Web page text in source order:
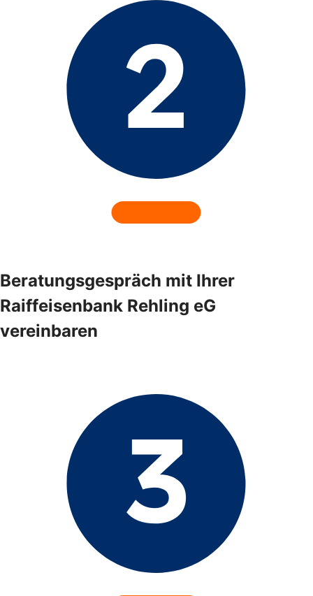
Beratungsgespräch mit Ihrer
Raiffeisenbank Rehling eG
vereinbaren